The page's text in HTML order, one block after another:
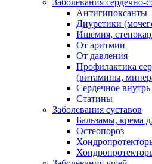
Заболевания сердечно-
Антигипоксанты
Диуретики
Ишемия,
От аритмии
От давления
Профилактика
(витамины,
Сердечное внутрь
Статины
Заболевания суставов
Бальзамы, крема
Остеопороз